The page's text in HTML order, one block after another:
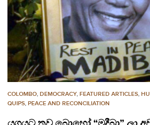
COLOMBO, DEMOCRACY, FEATURED ARTICLES,
QUIPS, PEACE AND RECONCILIATION